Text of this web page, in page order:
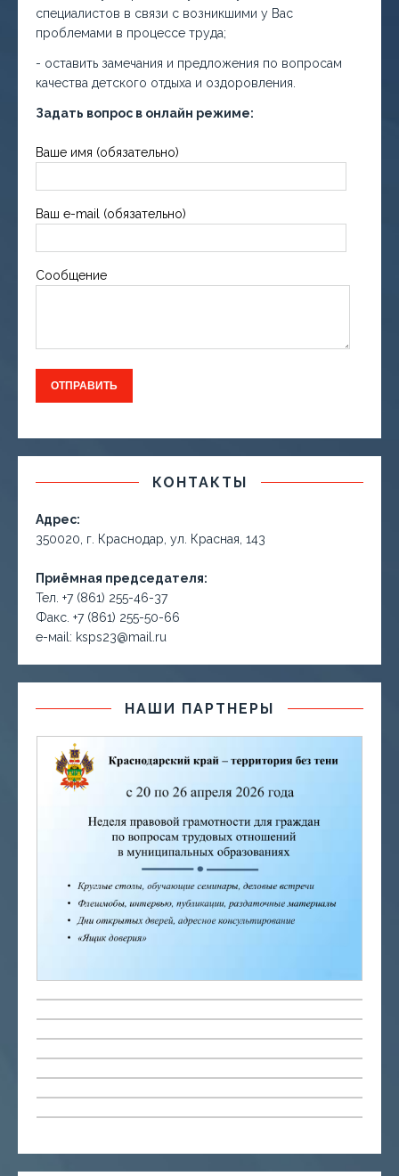
специалистов в связи с возникшими у Вас
проблемами в процессе труда;
- оставить замечания и предложения по вопросам
качества детского отдыха и оздоровления.
Задать вопрос в онлайн режиме:
Ваше имя (обязательно)
Ваш e-mail (обязательно)
Сообщение
КОНТАКТЫ
Адрес:
350020, г. Краснодар, ул. Красная, 143
Приёмная председателя:
Тел. +7 (861) 255-46-37
Факс. +7 (861) 255-50-66
е-маil: ksps23@mail.ru
НАШИ ПАРТНЕРЫ